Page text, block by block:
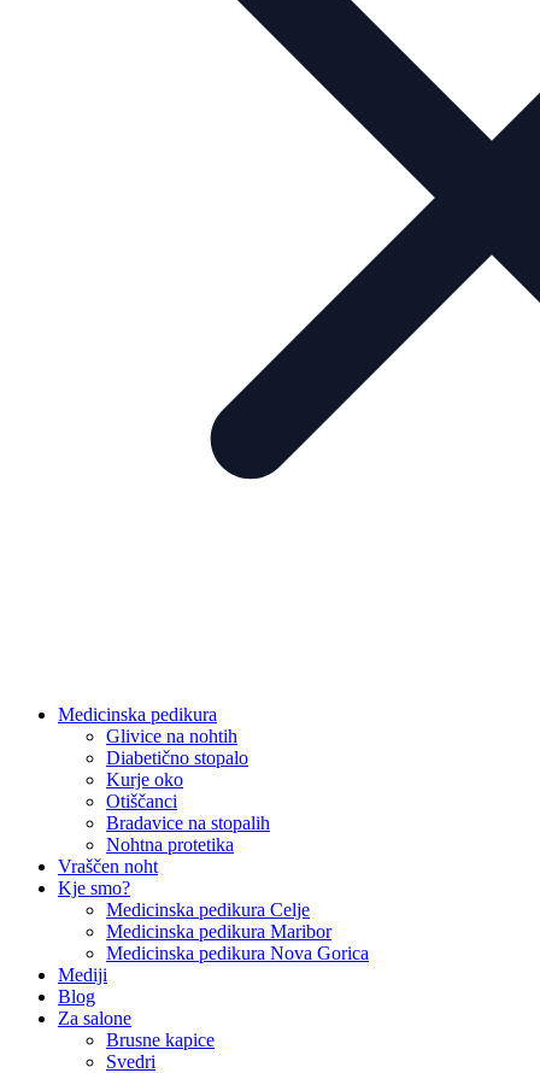
Medicinska pedikura
Glivice na nohtih
Diabetično stopalo
Kurje oko
Otiščanci
Bradavice na stopalih
Nohtna protetika
Vraščen noht
Kje smo?
Medicinska pedikura Celje
Medicinska pedikura Maribor
Medicinska pedikura Nova Gorica
Mediji
Blog
Za salone
Brusne kapice
Svedri